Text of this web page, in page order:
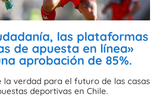
las plataformas
de apuesta en línea»
aprobación de 85%.
la verdad para el futuro de las casas
deportivas en Chile.